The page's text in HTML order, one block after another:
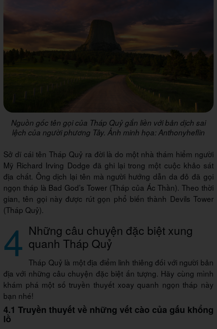
Nguồn gốc tên gọi của Tháp Quỷ gắn liền với bản dịch sai
lệch của người phương Tây. Ảnh minh họa: Anthonyheflin
Sở dĩ cái tên Tháp Quỷ ra đời là do một nhà thám hiểm người
Mỹ Richard Irving Dodge đã ghi lại trong một cuộc khảo sát
địa chất. Ông dịch lại tên mà người hướng dẫn da đỏ đã gọi
ngọn tháp là Bad God’s Tower (Tháp của Ác Thần). Theo thời
gian, tên gọi này được rút gọn phổ biến thành Devils Tower
(Tháp Quỷ).
4 Những câu chuyện đặc biệt xung
quanh Tháp Quỷ
Tháp Quỷ là một địa điểm linh thiêng đối với người bản
địa với những câu chuyện đặc biệt ấn tượng. Hãy cùng mình
khám phá một số truyền thuyết xoay quanh ngọn tháp này
bạn nhé!
4.1 Truyền thuyết về những vết cào của gấu khổng
lồ